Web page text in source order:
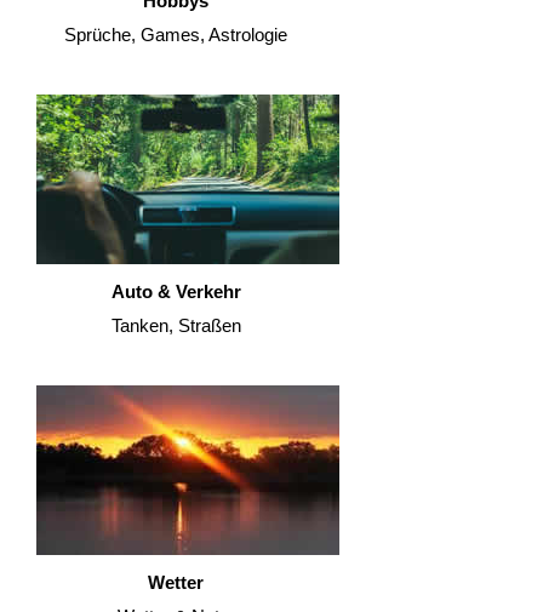
Sprüche, Games, Astrologie
Auto & Verkehr
Tanken, Straßen
Wetter